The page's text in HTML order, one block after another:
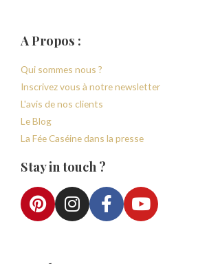
A Propos :
Qui sommes nous ?
Inscrivez vous à notre newsletter
L'avis de nos clients
Le Blog
La Fée Caséine dans la presse
Stay in touch ?